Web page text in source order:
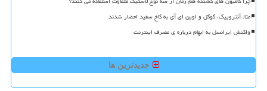
متا، آنتروپیک، گوگل و اوپن ای آی به کاخ سفید احضار شدند
واکنش ایرانسل به ابهام درباره ی مصرف اینترنت
جدیدترین ها